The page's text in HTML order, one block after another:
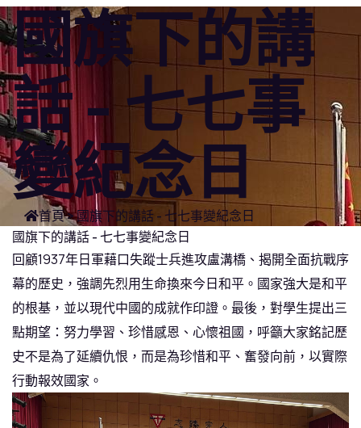
國旗下的講
話 - 七七事
變紀念日
首頁>國旗下的講話 - 七七事變紀念日
國旗下的講話 - 七七事變紀念日
回顧1937年日軍藉口失蹤士兵進攻盧溝橋、揭開全面抗戰序
幕的歷史，強調先烈用生命換來今日和平。國家強大是和平
的根基，並以現代中國的成就作印證。最後，對學生提出三
點期望：努力學習、珍惜感恩、心懷祖國，呼籲大家銘記歷
史不是為了延續仇恨，而是為珍惜和平、奮發向前，以實際
行動報效國家。